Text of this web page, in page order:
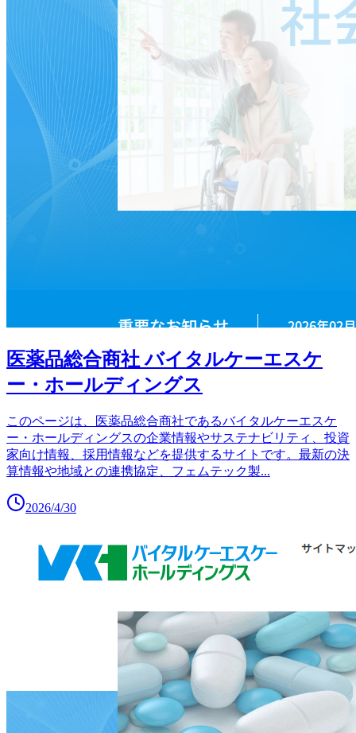
医薬品総合商社 バイタルケーエスケ
ー・ホールディングス
このページは、医薬品総合商社であるバイタルケーエスケ
ー・ホールディングスの企業情報やサステナビリティ、投資
家向け情報、採用情報などを提供するサイトです。最新の決
算情報や地域との連携協定、フェムテック製...
2026/4/30